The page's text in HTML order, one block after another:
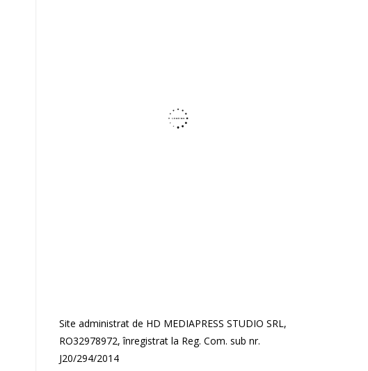
Site administrat de HD MEDIAPRESS STUDIO SRL,
RO32978972, înregistrat la Reg. Com. sub nr.
J20/294/2014